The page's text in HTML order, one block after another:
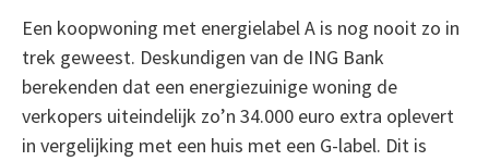
Een koopwoning met energielabel A is nog nooit zo in
trek geweest. Deskundigen van de ING Bank
berekenden dat een energiezuinige woning de
verkopers uiteindelijk zo’n 34.000 euro extra oplevert
in vergelijking met een huis met een G-label. Dit is